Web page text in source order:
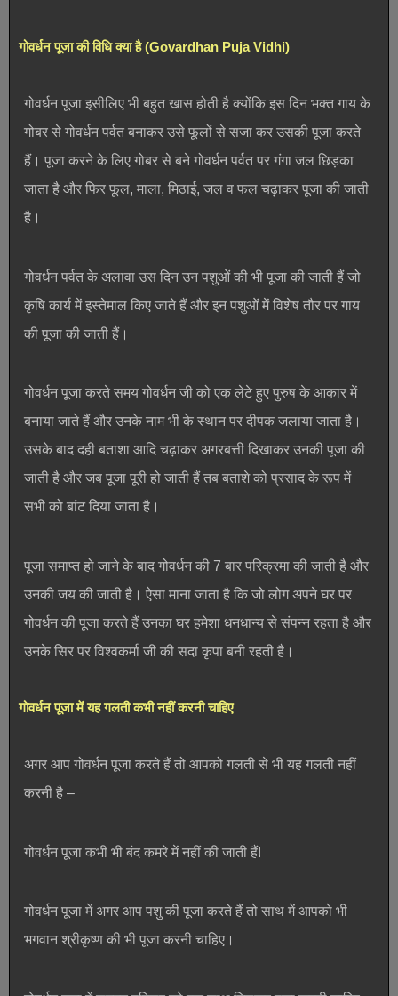
गोवर्धन पूजा की विधि क्या है (Govardhan Puja Vidhi)
गोवर्धन पूजा इसीलिए भी बहुत खास होती है क्योंकि इस दिन भक्त गाय के
गोबर से गोवर्धन पर्वत बनाकर उसे फूलों से सजा कर उसकी पूजा करते
हैं। पूजा करने के लिए गोबर से बने गोवर्धन पर्वत पर गंगा जल छिड़का
जाता है और फिर फूल, माला, मिठाई, जल व फल चढ़ाकर पूजा की जाती
है।
गोवर्धन पर्वत के अलावा उस दिन उन पशुओं की भी पूजा की जाती हैं जो
कृषि कार्य में इस्तेमाल किए जाते हैं और इन पशुओं में विशेष तौर पर गाय
की पूजा की जाती हैं।
गोवर्धन पूजा करते समय गोवर्धन जी को एक लेटे हुए पुरुष के आकार में
बनाया जाते हैं और उनके नाम भी के स्थान पर दीपक जलाया जाता है।
उसके बाद दही बताशा आदि चढ़ाकर अगरबत्ती दिखाकर उनकी पूजा की
जाती है और जब पूजा पूरी हो जाती हैं तब बताशे को प्रसाद के रूप में
सभी को बांट दिया जाता है।
पूजा समाप्त हो जाने के बाद गोवर्धन की 7 बार परिक्रमा की जाती है और
उनकी जय की जाती है। ऐसा माना जाता है कि जो लोग अपने घर पर
गोवर्धन की पूजा करते हैं उनका घर हमेशा धनधान्य से संपन्न रहता है और
उनके सिर पर विश्वकर्मा जी की सदा कृपा बनी रहती है।
गोवर्धन पूजा में यह गलती कभी नहीं करनी चाहिए
अगर आप गोवर्धन पूजा करते हैं तो आपको गलती से भी यह गलती नहीं
करनी है –
गोवर्धन पूजा कभी भी बंद कमरे में नहीं की जाती हैं!
गोवर्धन पूजा में अगर आप पशु की पूजा करते हैं तो साथ में आपको भी
भगवान श्रीकृष्ण की भी पूजा करनी चाहिए।